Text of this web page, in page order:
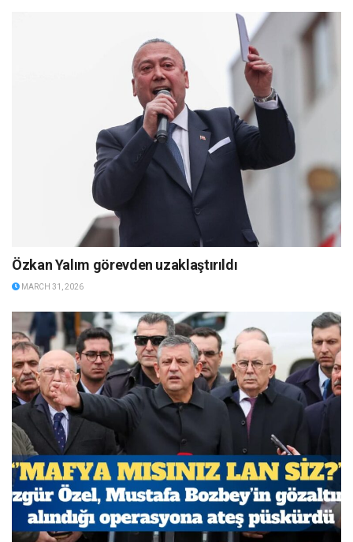
Özkan Yalım görevden uzaklaştırıldı
MARCH 31, 2026